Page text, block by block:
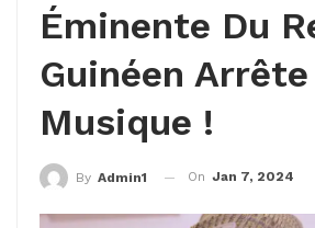
Éminente Du
Guinéen
Musique !
By Admin1 On Jan 7, 2024